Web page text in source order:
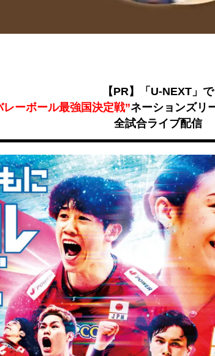
【PR】「U-NEXT」で
レーボール最強国決定戦”ネーションズリ
全試合ライブ配信